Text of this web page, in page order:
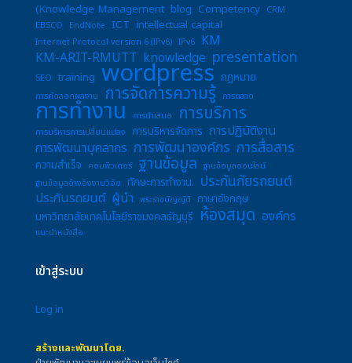
(Knowledge Management blog Competency CRM
EBSCO
EndNote ICT intellectual capital
Internet Protocol version 6 (IPv6) IPv6 KM
KM-ARIT-RMUTT knowledge presentation
SEO training wordpress กฎหมาย
การคัดลอกผลงาน การจัดการความรู้ การตลาด
การทำงาน การนำเสนอ การบริการ
การบริหารการเปลี่ยนแปลง การบริหารจัดการ การปฏิบัติงาน
การพัฒนาบุคลากร การพัฒนาองค์กร การสื่อสาร
ความสำเร็จ คอมพิวเตอร์ ฐานข้อมูล ฐานข้อมูลออนไลน์
ฐานข้อมูลอ้างอิงงานวิจัย
ทักษะการทำงาน. ประกันภัยรถยนต์
ประกันรถยนต์ ผู้นำ พระราชบัญญัติ ภาษาอังกฤษ
มหาวิทยาลัยเทคโนโลยีราชมงคลธัญบุรี ห้องสมุด องค์กร
แนะนำหนังสือ
เข้าสู่ระบบ
Log in
สร้างและพัฒนาโดย.